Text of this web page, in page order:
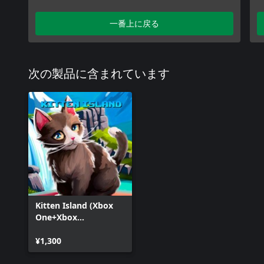
一番上に戻る
次の製品に含まれています
Kitten Island (Xbox
One+Xbox
¥1,300